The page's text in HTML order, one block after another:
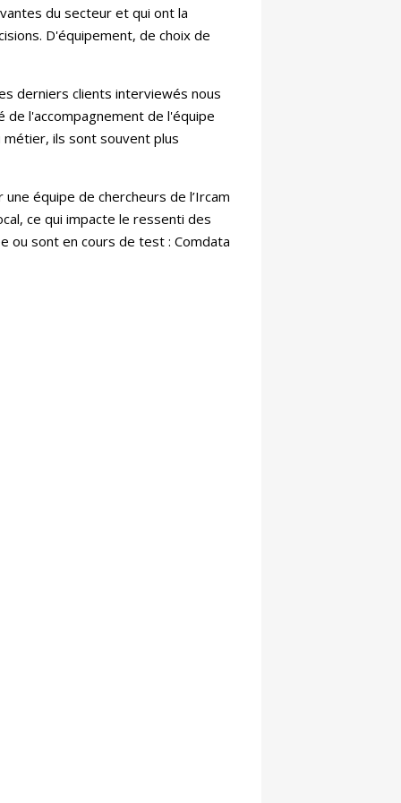
du secteur et qui ont la
D'équipement, de choix de
derniers clients interviewés nous
de l'accompagnement de l'équipe
ils sont souvent plus
équipe de chercheurs de l’Ircam
ce qui impacte le ressenti des
ou sont en cours de test : Comdata